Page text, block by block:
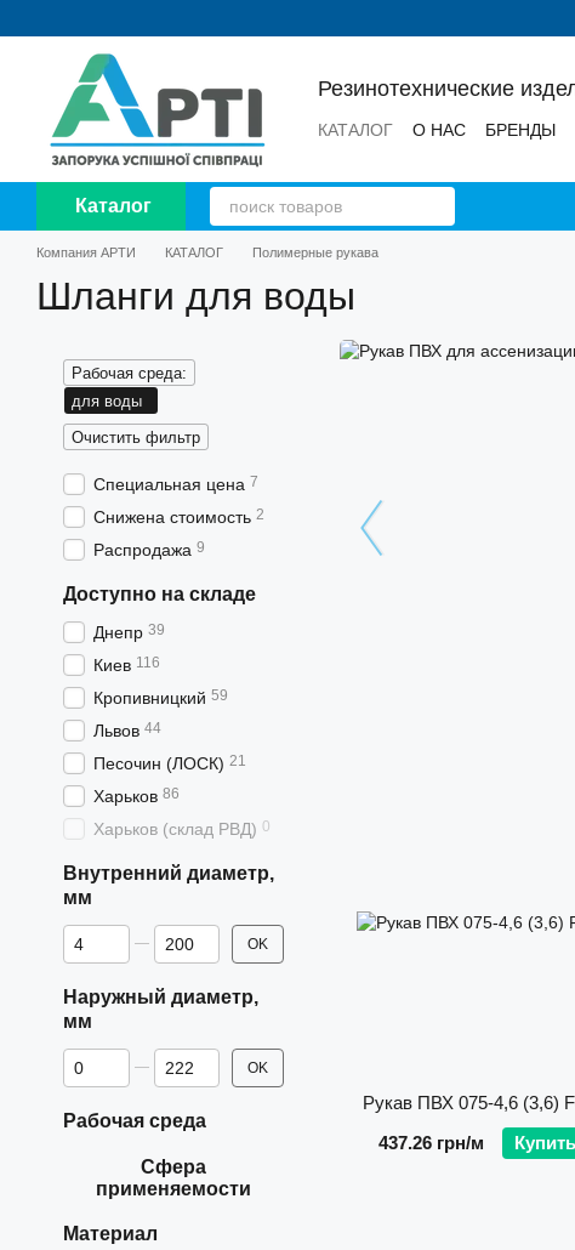
Резинотехнические
КАТАЛОГ О НАС БРЕНДЫ
Каталог
Компания АРТИ КАТАЛОГ Полимерные рукава
Шланги для воды
Рукав ПВХ 075-4,6 (3,6)
437.26 грн/м
Купить
Рабочая среда:
для воды
Очистить фильтр
Специальная цена 7
Снижена стоимость 2
Распродажа 9
Доступно на складе
Днепр 39
Киев 116
Кропивницкий 59
Львов 44
Песочин (ЛОСК) 21
Харьков 86
Харьков (склад РВД) 0
Внутренний диаметр,
мм
От Внутренний диаметр, мм
До Внутренний диаметр, мм
OK
Наружный диаметр,
мм
От Наружный диаметр, мм
До Наружный диаметр, мм
OK
Рабочая среда
Сфера
применяемости
Материал